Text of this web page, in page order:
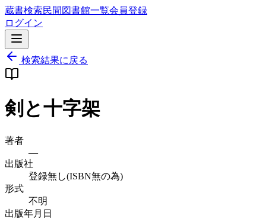
蔵書検索民間図書館一覧会員登録
ログイン
検索結果に戻る
剣と十字架
著者
—
出版社
登録無し(ISBN無の為)
形式
不明
出版年月日